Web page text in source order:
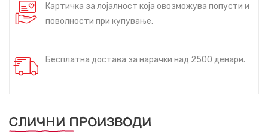
Картичка за лојалност која овозможува попусти и
поволности при купување.
Бесплатна достава за нарачки над 2500 денари.
СЛИЧНИ ПРОИЗВОДИ